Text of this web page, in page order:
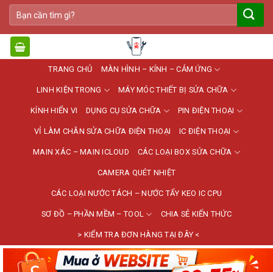
Bỏ
qua
nội
dung
Tìm
kiếm:
TRANG CHỦ MÀN HÌNH – KÍNH – CẢM ỨNG
LINH KIỆN TRONG MÁY MÓC THIẾT BỊ SỬA CHỮA
KÍNH HIỂN VI DỤNG CỤ SỬA CHỮA PIN ĐIỆN THOẠI
VỈ LÀM CHÂN SỬA CHỮA ĐIỆN THOẠI IC ĐIỆN THOẠI
MAIN XÁC – MAIN ICLOUD CÁC LOẠI BOX SỬA CHỮA
CAMERA QUÉT NHIỆT
CÁC LOẠI NƯỚC TÁCH – NƯỚC TẨY KEO IC CPU
SƠ ĐỒ – PHẦN MỀM – TOOL CHIA SẺ KIẾN THỨC
> KIỂM TRA ĐƠN HÀNG TẠI ĐÂY <